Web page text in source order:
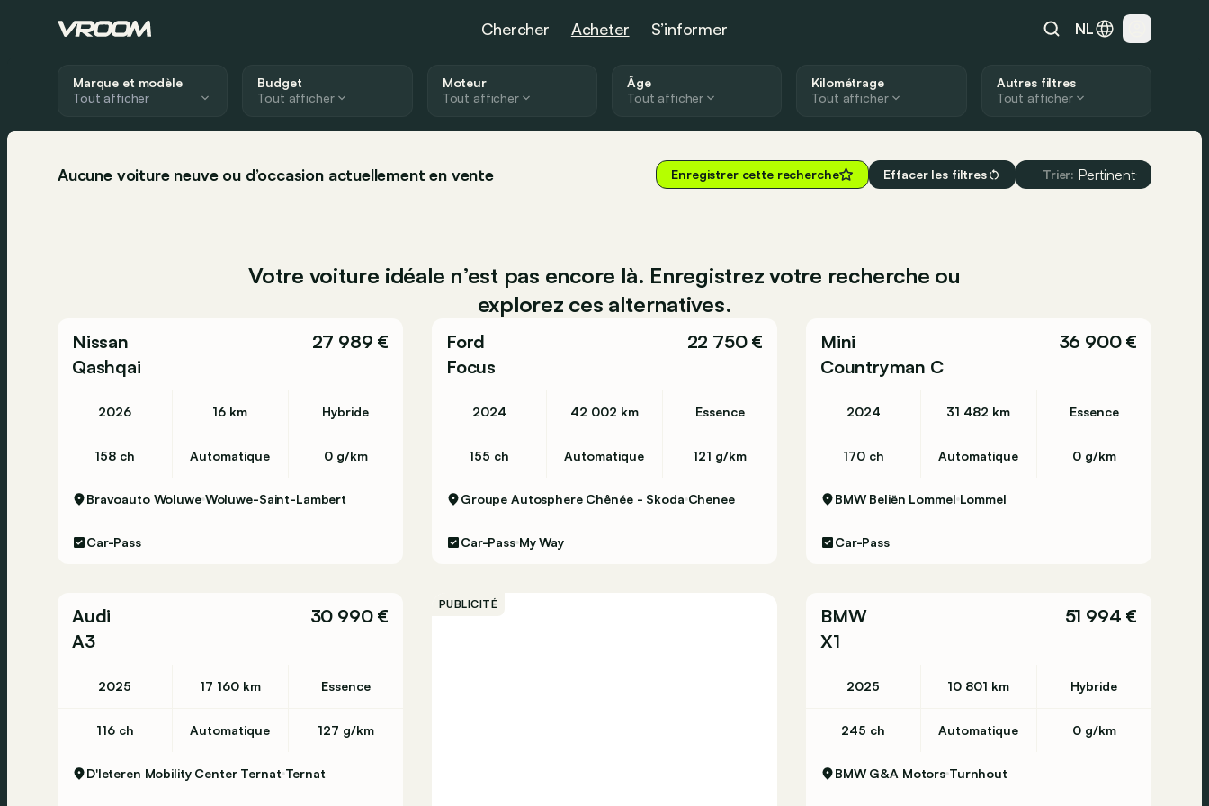
Chercher Acheter S’informer NL
Marque et modèle
Budget
Tout afficher
Moteur
Tout afficher
Âge
Tout afficher
Kilométrage
Tout afficher
Autres filtres
Tout afficher
Aucune voiture neuve ou d’occasion actuellement en vente Enregistrer cette recherche Effacer les filtres Trier: Pertinent
Votre voiture idéale n’est pas encore là. Enregistrez votre recherche ou
explorez ces alternatives.
Nissan
Qashqai
27 989 €
2026 16 km Hybride
158 ch Automatique 0 g/km
Bravoauto Woluwe Woluwe-Saint-Lambert
Car-Pass
Ford
Focus
22 750 €
2024 42 002 km Essence
155 ch Automatique 121 g/km
Groupe Autosphere Chênée - Skoda Chenee
Car-Pass My Way
Mini
Countryman C
36 900 €
2024 31 482 km Essence
170 ch Automatique 0 g/km
BMW Beliën Lommel Lommel
Car-Pass
Audi
A3
30 990 €
2025 17 160 km Essence
116 ch Automatique 127 g/km
D'Ieteren Mobility Center Ternat Ternat
PUBLICITÉ
BMW
X1
51 994 €
2025 10 801 km Hybride
245 ch Automatique 0 g/km
BMW G&A Motors Turnhout